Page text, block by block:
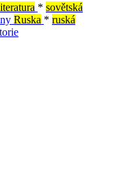
* sovětská
Ruska * ruská